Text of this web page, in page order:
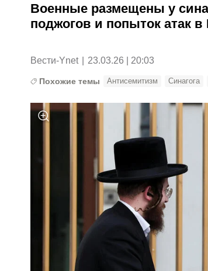
Военные размещены у
поджогов и попыток атак в
Вести-Ynet 23.03.26 | 20:03
Похожие темы Антисемитизм Синагога